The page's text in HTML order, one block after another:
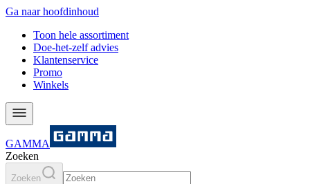
Ga naar hoofdinhoud
Toon hele assortiment
Doe-het-zelf advies
Klantenservice
Promo
Winkels
GAMMA
Zoeken
Zoeken